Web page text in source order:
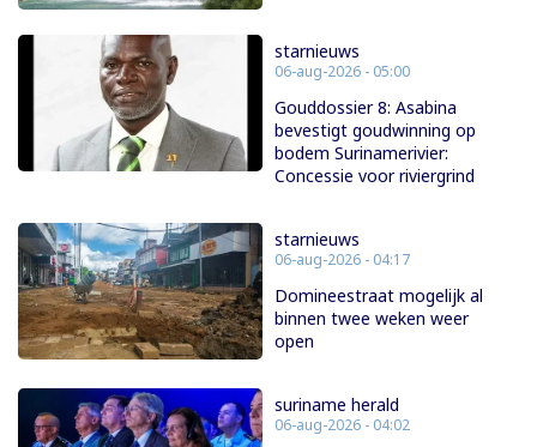
starnieuws
06-aug-2026 - 05:00
Gouddossier 8: Asabina
bevestigt goudwinning op
bodem Surinamerivier:
Concessie voor riviergrind
starnieuws
06-aug-2026 - 04:17
Domineestraat mogelijk al
binnen twee weken weer
open
suriname herald
06-aug-2026 - 04:02